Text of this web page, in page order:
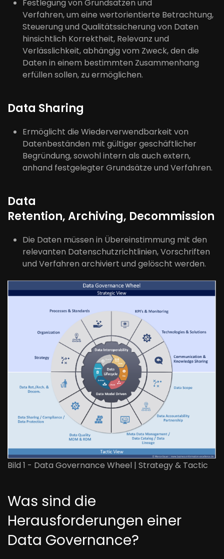
Festlegung von Grundsätzen und
Verfahren,um eine wertorientierte Betrachtung,
Steuerung und Qualitätssicherung von Daten
hinsichtlich Korrektheit, Relevanz und
Verlässlichkeit, abhängig vom Zweck, den die
Daten in einem bestimmten Zusammenhang
erfüllen sollen, zu ermöglichen.
Data Sharing
Ermöglicht die Wiederverwendbarkeit von
Datenbeständen mit gültiger geschäftlicher
Begründung, sowohl intern als auch extern,
anhand festgelegter Grundsätze und Verfahren.
Data
Retention,Archiving, Decommission
Die Daten müssen in Übereinstimmung mit den
relevanten Datenschutzrichtlinien, Vorschriften
und Verfahren archiviert und gelöscht werden.
Bild 1 - Data Governance Wheel | Strategy & Tactic
Was sind die
Herausforderungen einer
Data Governance?